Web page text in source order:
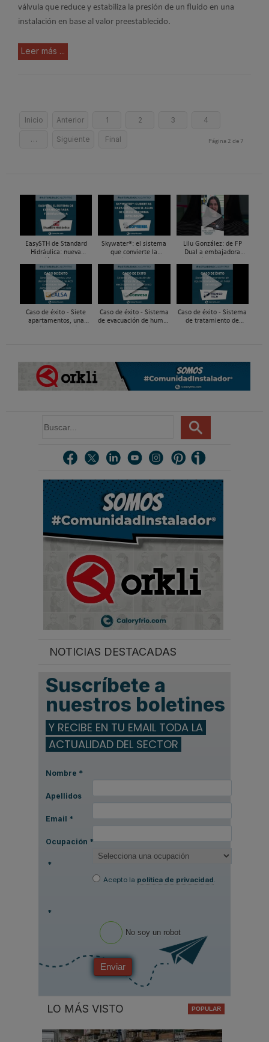
válvula que reduce y estabiliza la presión de un fluido en una
instalación en base al valor preestablecido.
Leer más ...
Inicio Anterior 1 2 3 4
… Siguiente Final Página 2 de 7
EasySTH de Standard
Hidráulica: nueva
de expansión para
tuberías PEX
Skywater®: el sistema
que convierte la
infraestructura activa de
gestión del agua...
Lilu González: de FP
Dual a embajadora
| Mecatrónica Industrial
Caso de éxito - Siete
apartamentos, una
Caso de éxito - Sistema
de evacuación de humos
Caso de éxito - Sistema
de tratamiento de
u
r
.
NOTICIAS DESTACADAS
Suscríbete a
nuestros boletines
Y RECIBE EN TU EMAIL TODA LA
ACTUALIDAD DEL SECTOR
Nombre *
Apellidos
Email *
Ocupación *
*
Acepto la política de privacidad.
*
No soy un robot
Enviar
LO MÁS VISTO